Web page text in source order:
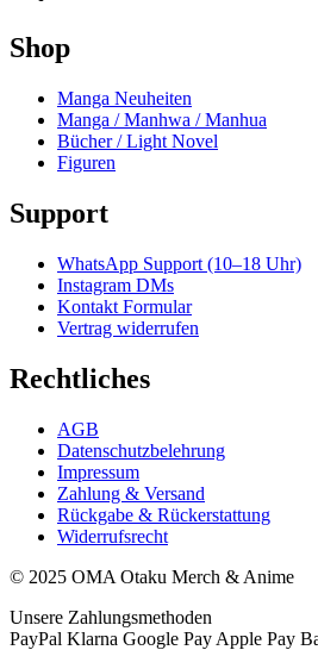
Shop
Manga Neuheiten
Manga / Manhwa / Manhua
Bücher / Light Novel
Figuren
Support
WhatsApp Support (10–18 Uhr)
Instagram DMs
Kontakt Formular
Vertrag widerrufen
Rechtliches
AGB
Datenschutzbelehrung
Impressum
Zahlung & Versand
Rückgabe & Rückerstattung
Widerrufsrecht
© 2025 OMA Otaku Merch & Anime
Unsere Zahlungsmethoden
PayPal Klarna Google Pay Apple Pay